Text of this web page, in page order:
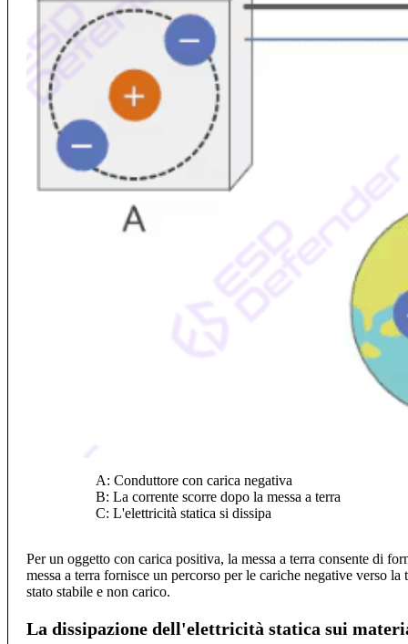
A: Conduttore con carica negativa
B: La corrente scorre dopo la messa a terra
C: L'elettricità statica si dissipa
Per un oggetto con carica positiva, la messa a terra consente di
messa a terra fornisce un percorso per le cariche negative verso
stato stabile e non carico.
La dissipazione dell'elettricità statica sui